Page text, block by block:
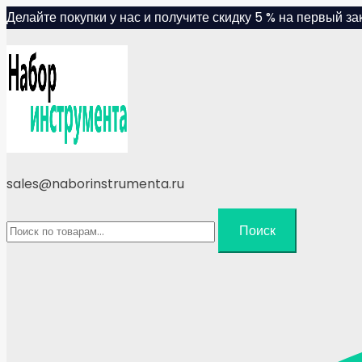
Skip
content
Делайте покупки у нас и получите скидку 5 % на первый
sales@naborinstrumenta.ru
Искать:
Поиск